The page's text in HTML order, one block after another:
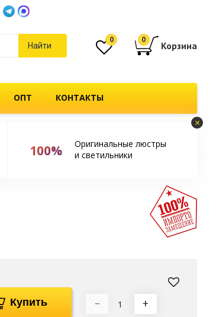
Найти
0 0
Корзина
ОПТ КОНТАКТЫ
×
100%
Оригинальные люстры
и светильники
Купить − +